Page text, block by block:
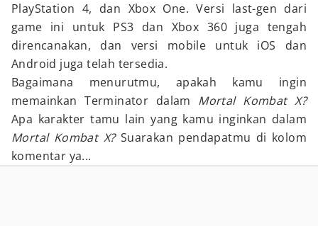
PlayStation 4, dan Xbox One. Versi last-gen dari
game ini untuk PS3 dan Xbox 360 juga tengah
direncanakan, dan versi mobile untuk iOS dan
Android juga telah tersedia.
Bagaimana menurutmu, apakah kamu ingin
memainkan Terminator dalam Mortal Kombat X?
Apa karakter tamu lain yang kamu inginkan dalam
Mortal Kombat X?Suarakan pendapatmu di kolom
komentar ya...